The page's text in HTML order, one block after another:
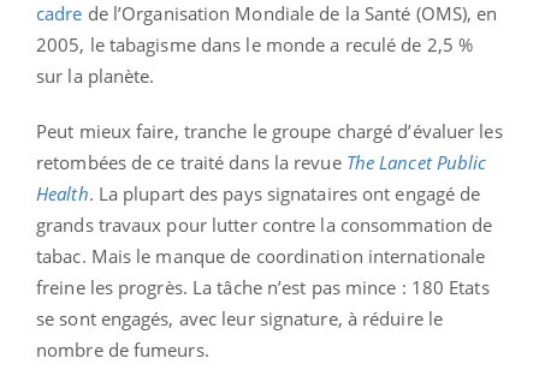
cadre de l’Organisation Mondiale de la Santé (OMS), en
2005, le tabagisme dans le monde a reculé de 2,5 %
sur la planète.
Peut mieux faire, tranche le groupe chargé d’évaluer les
retombées de ce traité dans la revue The Lancet Public
Health. La plupart des pays signataires ont engagé de
grands travaux pour lutter contre la consommation de
tabac. Mais le manque de coordination internationale
freine les progrès. La tâche n’est pas mince : 180 Etats
se sont engagés, avec leur signature, à réduire le
nombre de fumeurs.